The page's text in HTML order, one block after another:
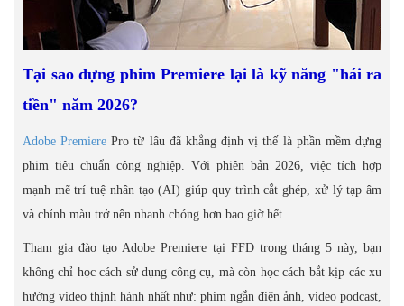
Tại sao dựng phim Premiere lại là kỹ năng "hái ra
tiền" năm 2026?
Adobe Premiere Pro từ lâu đã khẳng định vị thế là phần mềm dựng
phim tiêu chuẩn công nghiệp. Với phiên bản 2026, việc tích hợp
mạnh mẽ trí tuệ nhân tạo (AI) giúp quy trình cắt ghép, xử lý tạp âm
và chỉnh màu trở nên nhanh chóng hơn bao giờ hết.
Tham gia đào tạo Adobe Premiere tại FFD trong tháng 5 này, bạn
không chỉ học cách sử dụng công cụ, mà còn học cách bắt kịp các xu
hướng video thịnh hành nhất như: phim ngắn điện ảnh, video podcast,